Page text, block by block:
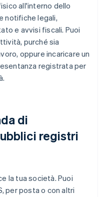
all'interno dello
notifiche legali,
e avvisi fiscali. Puoi
purché sia
oppure incaricare un
registrata per
di
registri
la tua società. Puoi
per posta o con altri